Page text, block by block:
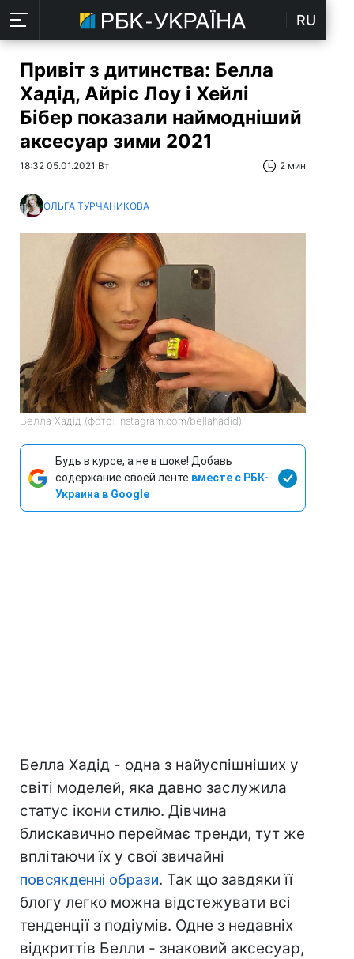
RU
Привіт з дитинства: Белла
Хадід, Айріс Лоу і Хейлі
Бібер показали наймодніший
аксесуар зими 2021
18:32 05.01.2021 Вт 2 мин
ОЛЬГА ТУРЧАНИКОВА
Белла Хадід (фото: instagram.com/bellahadid)
Будь в курсе, а не в шоке! Добавь
содержание своей ленте вместе с РБК-
Украина в Google
Белла Хадід - одна з найуспішніших у
світі моделей, яка давно заслужила
статус ікони стилю. Дівчина
блискавично переймає тренди, тут же
вплітаючи їх у свої звичайні
повсякденні образи. Так що завдяки її
блогу легко можна відстежувати всі
тенденції з подіумів. Одне з недавніх
відкриттів Белли - знаковий аксесуар,